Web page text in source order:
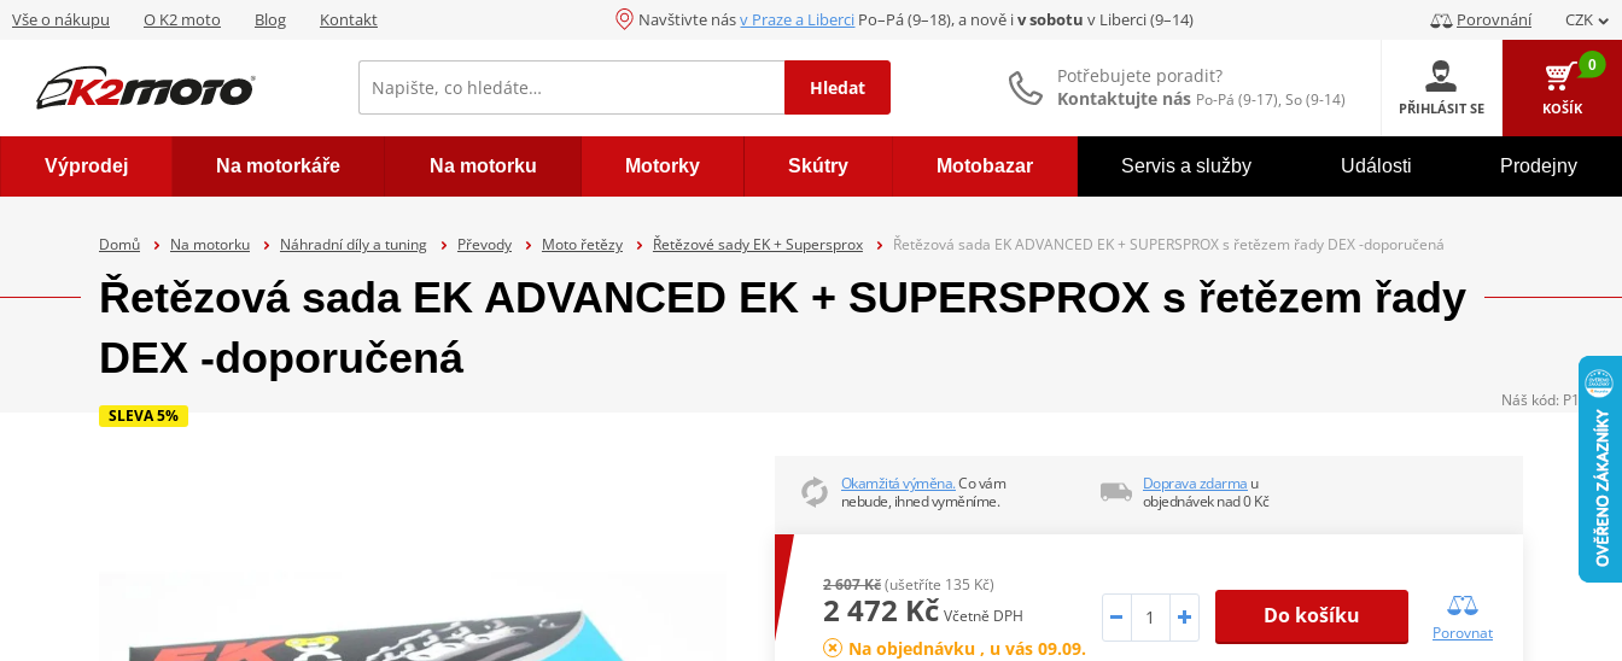
Vše o nákupu O K2 moto Blog Kontakt Navštivte násv Praze a Liberci Po–Pá (9–18), a nově iv sobotu v Liberci (9–14) Porovnání CZK
Hledat
Potřebujete poradit?
Kontaktujte nás Po-Pá (9-17), So (9-14) PŘIHLÁSIT SE
0
KOŠÍK
Výprodej Na motorkáře Na motorku Motorky Skútry Motobazar Servis a služby Události Prodejny
Domů Na motorku Náhradní díly a tuning Převody Moto řetězy Řetězové sady EK + Supersprox Řetězová sada EK ADVANCED EK + SUPERSPROX s řetězem řady DEX -doporučená
Řetězová sada EK ADVANCED EK + SUPERSPROX s řetězem řady
DEX -doporučená
SLEVA 5%
Okamžitá výměna.Co vám
nebude, ihned vyměníme.
Doprava zdarma u
objednávek nad 0 Kč
2 607 Kč(ušetříte 135 Kč)
2 472 Kč Včetně DPH
Na objednávku , u vás 09.09.
Do košíku
Porovnat
Náš kód: P104335